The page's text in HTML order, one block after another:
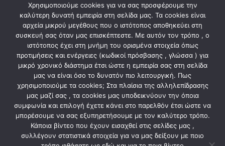
Κύκλοι Μεταγωγής (ON/ OFF):30000
Υλικό Προϊόντος:Πλαστικό & ABS/ Plastic & ABS
Χρώμα Προϊόντος:Γκρι/ Grey
Μήκος:125mm
Πλάτος:27mm
ΣΧΕΤΙΚΆ ΠΡΟΪΌΝΤΑ
Χρησιμοποιούμε cookies για να σας προσφέρουμε την
καλύτερη δυνατή εμπειρία στη σελίδα μας. Τα cookies είναι
αρχεία μικρού μεγέθους που ο ιστότοπος αποθηκεύει στη
συσκευή σας όταν μας επισκέπτεστε. Με αυτόν τον τρόπο , ο
ιστότοπος έχει στη μνήμη του ορισμένα στοιχεία όπως
προτιμήσεις και ενέργειες (κωδικοί πρόσβασης , γλώσσα ) για
μικρό χρονικό διάστημα έτσι ώστε η εμπειρία σας στη σελίδα
μας να είναι όσο το δυνατόν πιο λειτουργική. Πως
χρησιμοποιούμε τα cookies; Στα πλαίσια της αλληλεπίδρασης
μας μαζί σας , τα cookies μας υποδεικνύουν την όποια
συμφωνία και επιλογή έχετε κάνει στο παρελθόν έτσι ώστε να
μπορέσουμε να σας εξυπηρετήσουμε με τον καλύτερο τρόπο.
Κάποια βίντεο που έχουν εισαχθεί στις σελίδες μας ,
συλλέγουν στατιστικά στοιχεία για να μας δείξουν με ποιο